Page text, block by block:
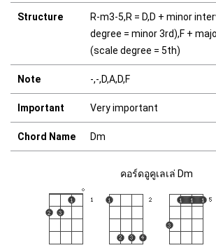
Structure
R-m3-5,R = D,D + minor
degree = minor 3rd),F +
(scale degree = 5th)
Note -,-,D,A,D,F
Important Very important
Chord Name Dm
คอร์ดอูคูเลเล่ Dm